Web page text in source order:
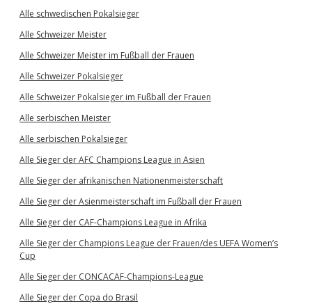
Alle schwedischen Pokalsieger
Alle Schweizer Meister
Alle Schweizer Meister im Fußball der Frauen
Alle Schweizer Pokalsieger
Alle Schweizer Pokalsieger im Fußball der Frauen
Alle serbischen Meister
Alle serbischen Pokalsieger
Alle Sieger der AFC Champions League in Asien
Alle Sieger der afrikanischen Nationenmeisterschaft
Alle Sieger der Asienmeisterschaft im Fußball der Frauen
Alle Sieger der CAF-Champions League in Afrika
Alle Sieger der Champions League der Frauen/des UEFA Women’s
Cup
Alle Sieger der CONCACAF-Champions-League
Alle Sieger der Copa do Brasil